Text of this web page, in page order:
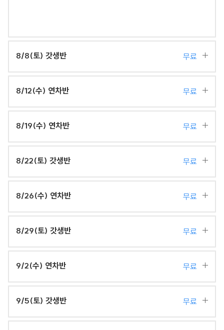
8/8(토) 갓생반 무료
8/12(수) 연차반 무료
8/19(수) 연차반 무료
8/22(토) 갓생반 무료
8/26(수) 연차반 무료
8/29(토) 갓생반 무료
9/2(수) 연차반 무료
9/5(토) 갓생반 무료